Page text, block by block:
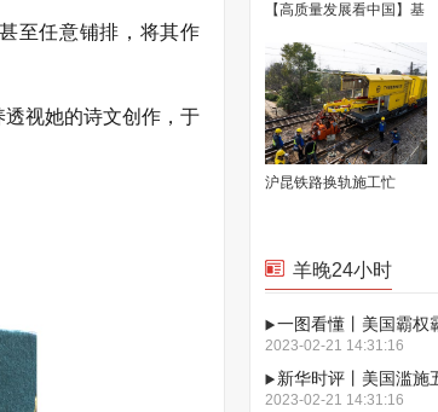
至任意铺排，将其作
视她的诗文创作，于
【高质量发展看中国】基
因递送排头兵 可实现“个
性化”定制
沪昆铁路换轨施工忙
羊晚24小时
一图看懂丨美国霸权
2023-02-21 14:31:16
新华时评丨美国滥施
2023-02-21 14:31:16